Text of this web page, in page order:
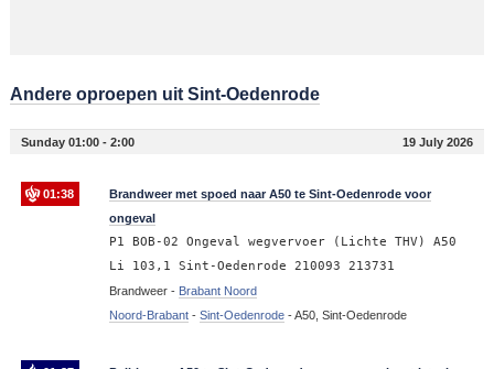
Andere oproepen uit Sint-Oedenrode
Sunday 01:00 - 2:00 19 July 2026
01:38
Brandweer met spoed naar A50 te Sint-Oedenrode voor
ongeval
P1 BOB-02 Ongeval wegvervoer (Lichte THV) A50
Li 103,1 Sint-Oedenrode 210093 213731
Brandweer - Brabant Noord
Noord-Brabant- Sint-Oedenrode-A50, Sint-Oedenrode